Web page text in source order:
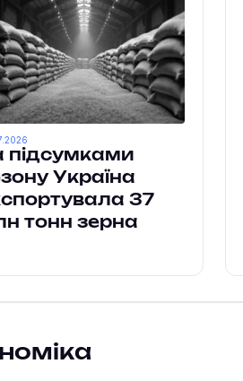
підсумками
Україна
37
тонн зерна